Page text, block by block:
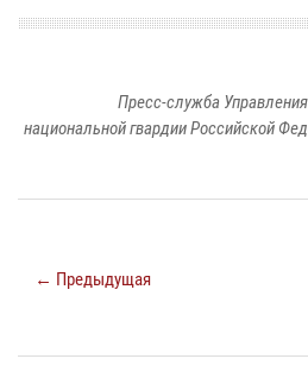
Пресс-служба
национальной гвардии Российской
← Предыдущая